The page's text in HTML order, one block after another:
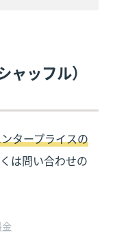
ッフル）
タープライスの
は問い合わせの